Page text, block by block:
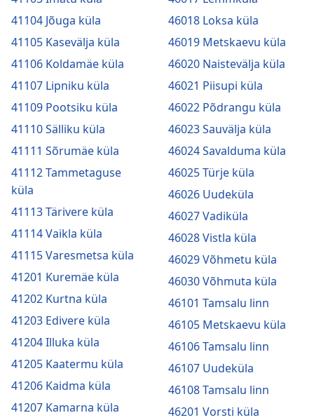
41104 Jõuga küla
41105 Kasevälja küla
41106 Koldamäe küla
41107 Lipniku küla
41109 Pootsiku küla
41110 Sälliku küla
41111 Sõrumäe küla
41112 Tammetaguse
küla
41113 Tärivere küla
41114 Vaikla küla
41115 Varesmetsa küla
41201 Kuremäe küla
41202 Kurtna küla
41203 Edivere küla
41204 Illuka küla
41205 Kaatermu küla
41206 Kaidma küla
41207 Kamarna küla
46018 Loksa küla
46019 Metskaevu küla
46020 Naistevälja küla
46021 Piisupi küla
46022 Põdrangu küla
46023 Sauvälja küla
46024 Savalduma küla
46025 Türje küla
46026 Uudeküla
46027 Vadiküla
46028 Vistla küla
46029 Võhmetu küla
46030 Võhmuta küla
46101 Tamsalu linn
46105 Metskaevu küla
46106 Tamsalu linn
46107 Uudeküla
46108 Tamsalu linn
46201 Vorsti küla